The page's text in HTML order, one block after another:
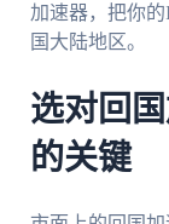
加速器，把你
国大陆地区。
选对回
的关键